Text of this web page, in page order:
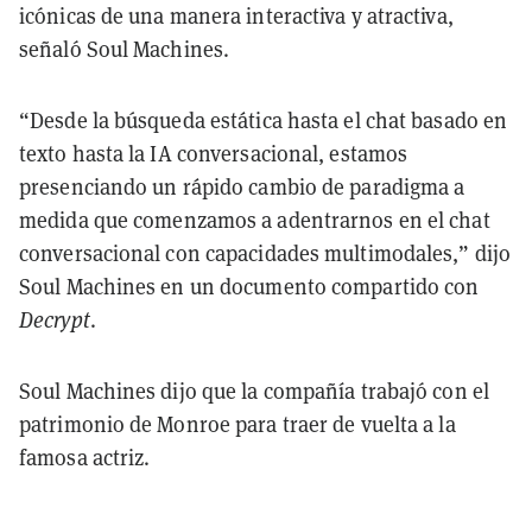
icónicas de una manera interactiva y atractiva,
señaló Soul Machines.
“Desde la búsqueda estática hasta el chat basado en
texto hasta la IA conversacional, estamos
presenciando un rápido cambio de paradigma a
medida que comenzamos a adentrarnos en el chat
conversacional con capacidades multimodales,” dijo
Soul Machines en un documento compartido con
Decrypt.
Soul Machines dijo que la compañía trabajó con el
patrimonio de Monroe para traer de vuelta a la
famosa actriz.